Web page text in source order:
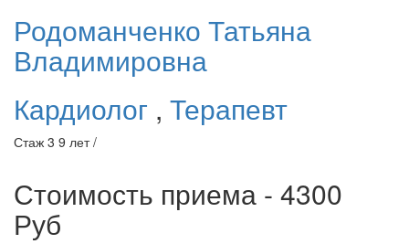
Родоманченко Татьяна
Владимировна
Кардиолог , Терапевт
Стаж 3 9 лет /
Стоимость приема - 4300
Руб